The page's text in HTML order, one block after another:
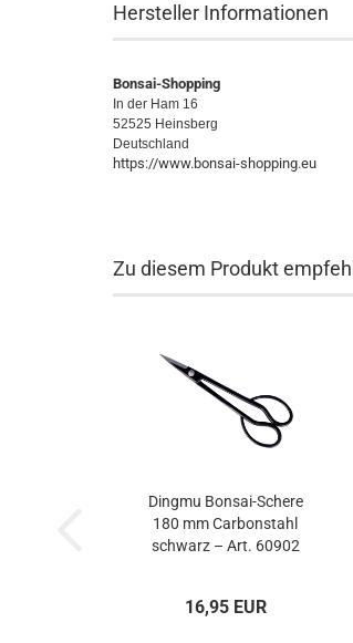
Hersteller Informationen
Bonsai-Shopping
In der Ham 16
52525 Heinsberg
Deutschland
https://www.bonsai-shopping.eu
Zu diesem Produkt
Dingmu Bonsai-Schere
180 mm Carbonstahl
schwarz – Art. 60902
16,95 EUR